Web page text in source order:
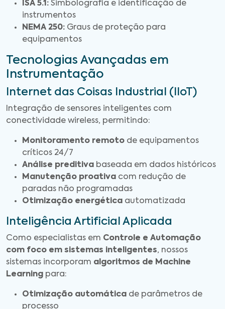
ISA 5.1: Simbolografia e identificação de
instrumentos
NEMA 250: Graus de proteção para
equipamentos
Tecnologias Avançadas em
Instrumentação
Internet das Coisas Industrial (IIoT)
Integração de sensores inteligentes com
conectividade wireless, permitindo:
Monitoramento remoto de equipamentos
críticos 24/7
Análise preditiva baseada em dados históricos
Manutenção proativa com redução de
paradas não programadas
Otimização energética automatizada
Inteligência Artificial Aplicada
Como especialistas em Controle e Automação
com foco em sistemas inteligentes, nossos
sistemas incorporam algoritmos de Machine
Learning para:
Otimização automática de parâmetros de
processo